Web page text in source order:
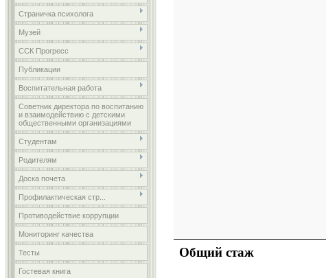
Страничка психолога
Музей
ССК Прогресс
Публикации
Воспитательная работа
Советник директора по воспитанию
и взаимодействию с детскими
общественными организациями
Студентам
Родителям
Доска почета
Профилактическая стр...
Противодействие коррупции
Мониторинг качества
Тесты
Гостевая книга
Общий стаж